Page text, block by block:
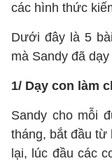
các hình thức
Dưới đây là 5
mà Sandy đã
1/ Dạy con làm
Sandy cho mỗi
tháng, bắt đầu từ
lại, lúc đầu các